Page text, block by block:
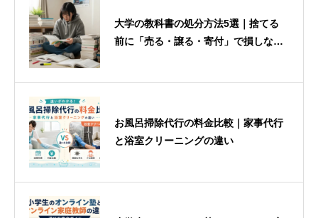
大学の教科書の処分方法5選｜捨てる
前に「売る・譲る・寄付」で損しない
お風呂掃除代行の料金比較｜家事代行
と浴室クリーニングの違い